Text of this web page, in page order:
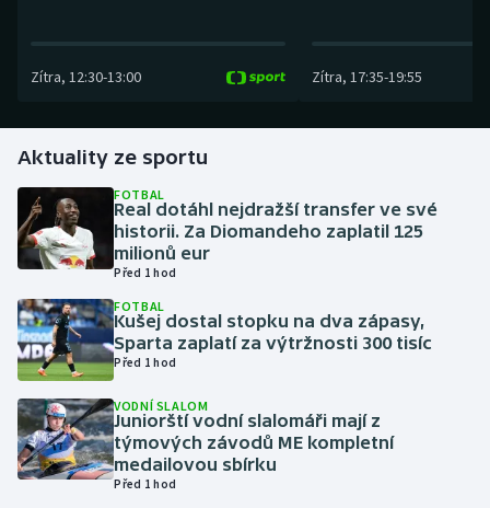
Futsal
Golf
Gymnastika
Házená
Judo
Krasobruslení
Lezení
Zítra, 12:30-13:00 Zítra, 17:35-19:55
Aktuality ze sportu
FOTBAL
Real dotáhl nejdražší transfer ve své
historii. Za Diomandeho zaplatil 125
milionů eur
Před 1 hod
FOTBAL
Kušej dostal stopku na dva zápasy,
Sparta zaplatí za výtržnosti 300 tisíc
Před 1 hod
VODNÍ SLALOM
Juniorští vodní slalomáři mají z
týmových závodů ME kompletní
medailovou sbírku
Před 1 hod